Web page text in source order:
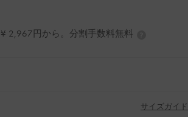
2,967円から。分割手数料無料
サイズガイド